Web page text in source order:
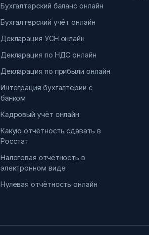
Бухгалтерский баланс онлайн
Бухгалтерский учёт онлайн
Декларация УСН онлайн
Декларация по НДС онлайн
Декларация по прибыли онлайн
Интеграция бухгалтерии с
банком
Кадровый учёт онлайн
Какую отчётность сдавать в
Росстат
Налоговая отчётность в
электронном виде
Нулевая отчётность онлайн